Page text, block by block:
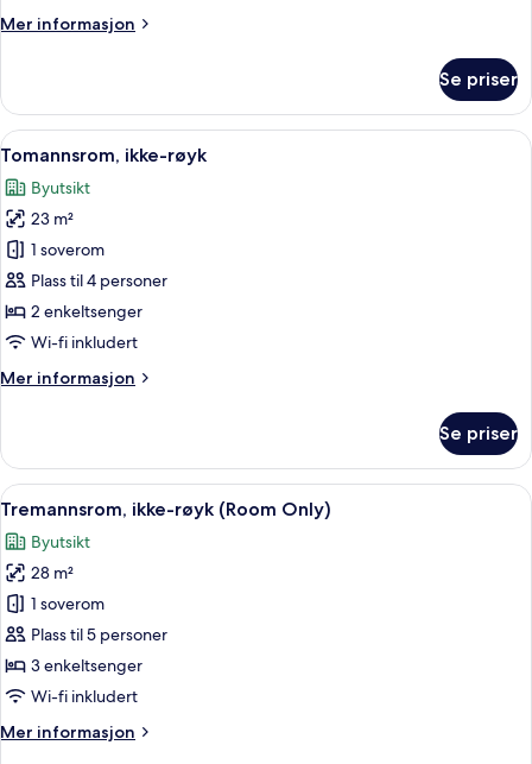
Mer informasjon
Mer
–
superior,
ikke-
Se priser
Åpne
alle
bildene
av
Tomannsrom,
ikke-
røyk
Sengetøy av topp kvalitet, safe på
9
Tomannsrom, ikke-røyk
Byutsikt
23 m²
1 soverom
Plass til 4 personer
2 enkeltsenger
Wi-fi inkludert
Mer informasjon
Mer
ikke-
røyk
Se priser
Åpne
alle
bildene
av
Tremannsrom,
ikke-
røyk
(Room
Sengetøy av topp kvalitet, safe på
6
Tremannsrom, ikke-røyk (Room Only)
Byutsikt
28 m²
1 soverom
Plass til 5 personer
3 enkeltsenger
Wi-fi inkludert
Mer informasjon
Mer